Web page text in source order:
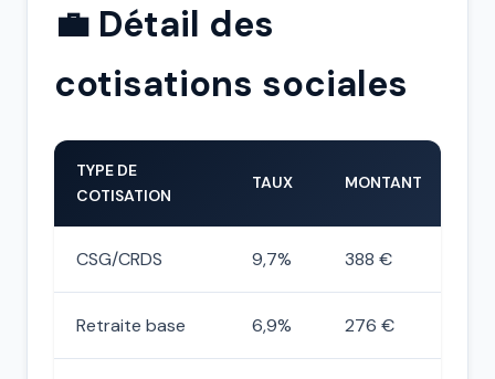
💼 Détail des
cotisations sociales
TYPE DE
COTISATION
TAUX MONTANT
CSG/CRDS 9,7% 388 €
Retraite base 6,9% 276 €